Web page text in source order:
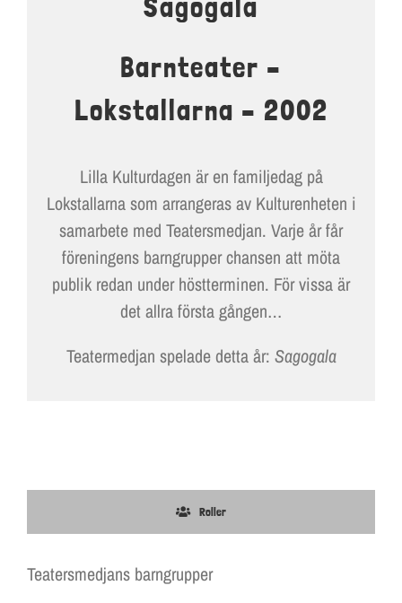
LOKALER OCH KOSTYM
DOKUMENT
Sagogala
Barnteater –
Lokstallarna – 2002
Lilla Kulturdagen är en familjedag på
Lokstallarna som arrangeras av Kulturenheten i
samarbete med Teatersmedjan. Varje år får
föreningens barngrupper chansen att möta
publik redan under höstterminen. För vissa är
det allra första gången…
Teatermedjan spelade detta år: Sagogala
Roller
Teatersmedjans barngrupper